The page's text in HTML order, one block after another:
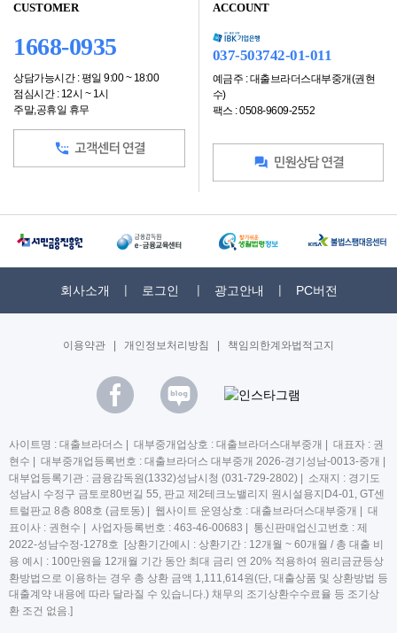
CUSTOMER
1668-0935
상담가능시간 : 평일 9:00 ~ 18:00
점심시간 : 12시 ~ 1시
주말,공휴일 휴무
ACCOUNT
037-503742-01-011
예금주 : 대출브라더스대부중개(권현
수)
팩스 : 0508-9609-2552
회사소개 로그인 광고안내 PC버전
이용약관 개인정보처리방침 책임의한계와법적고지
사이트명 : 대출브라더스 | 대부중개업상호 : 대출브라더스대부중개 | 대표자 : 권
현수 | 대부중개업등록번호 : 대출브라더스 대부중개 2026-경기성남-0013-중개 |
대부업등록기관 : 금융감독원(1332)성남시청 (031-729-2802) | 소재지 : 경기도
성남시 수정구 금토로80번길 55, 판교 제2테크노밸리지 원시설용지D4-01, GT센
트럴판교 8층 808호 (금토동) | 웹사이트 운영상호 : 대출브라더스대부중개 | 대
표이사 : 권현수 | 사업자등록번호 : 463-46-00683 | 통신판매업신고번호 : 제
2022-성남수정-1278호 [상환기간예시 : 상환기간 : 12개월 ~ 60개월 / 총 대출 비
용 예시 : 100만원을 12개월 기간 동안 최대 금리 연 20% 적용하여 원리금균등상
환방법으로 이용하는 경우 총 상환 금액 1,111,614원(단, 대출상품 및 상환방법 등
대출계약 내용에 따라 달라질 수 있습니다.) 채무의 조기상환수수료율 등 조기상
환 조건 없음.]